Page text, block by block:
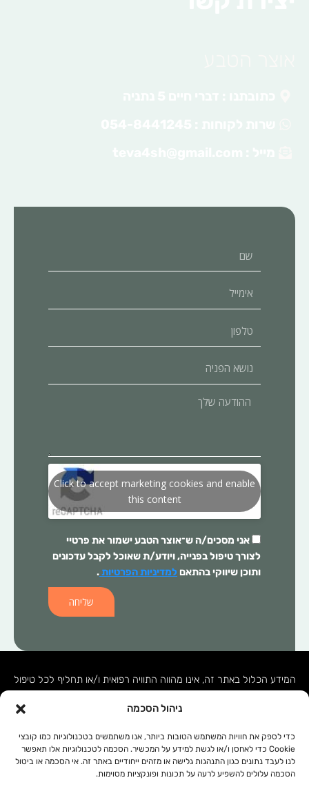
ניהול הסכמה
כדי לספק את חוויות המשתמש הטובות ביותר, אנו משתמשים בטכנולוגיות כמו קובצי
Cookie כדי לאחסן ו/או לגשת למידע על המכשיר. הסכמה לטכנולוגיות אלו תאפשר
לנו לעבד נתונים כגון התנהגות גלישה או מזהים ייחודיים באתר זה. אי הסכמה או ביטול
הסכמה עלולים להשפיע לרעה על תכונות ופונקציות מסוימות.
הפניה
ההודעה
Click to accept marketing cookies and enable
this content
אני מסכים/ה ש־אוצר הטבעישמור את פרטיי
לצורך טיפול בפנייה, ויודע/ת שאוכל לקבל עדכונים
ותוכן שיווקי בהתאם למדיניות הפרטיות.
שליחה
המידע הכלול באתר זה, אינו מהווה התוויה רפואית ו/או תחליף לכל טיפול
המידע המופיע באתר זה מופנה לנשים ולגברים כאחד. אין להעתיק, לשכפל
תקנון אתר מפת אתר